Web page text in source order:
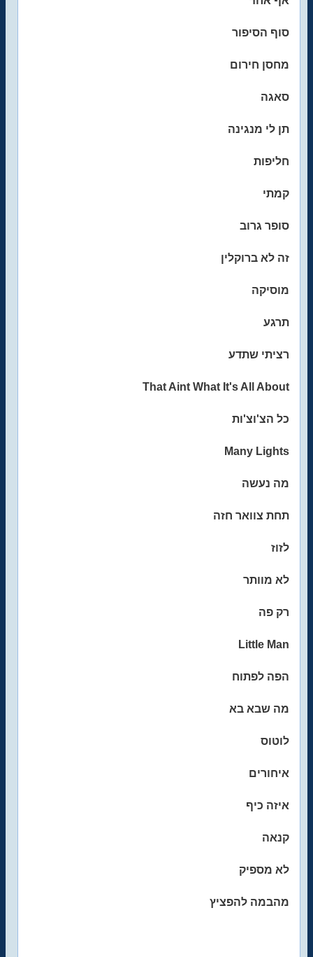
סוף הסיפור
מחסן חירום
סאגה
תן לי מנגינה
חליפות
קמתי
סופר גרוב
זה לא ברוקלין
מוסיקה
תרגע
רציתי שתדע
That Aint What It's All About
כל הצ'וצ'ות
Many Lights
מה נעשה
תחת צוואר חזה
לזוז
לא מוותר
רק פה
Little Man
הפה לפתוח
מה שבא בא
לוטוס
איחורים
איזה כיף
קנאה
לא מספיק
מהבמה להפציץ